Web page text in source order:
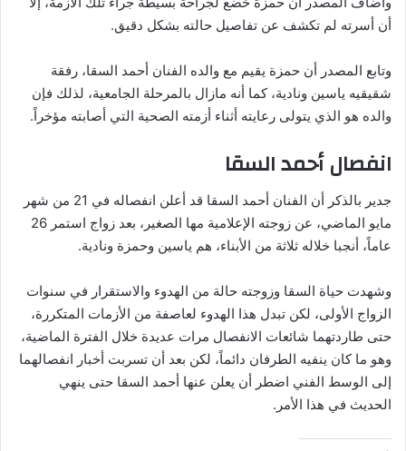
أن أسرته لم تكشف عن تفاصيل حالته بشكل دقيق.
وتابع المصدر أن حمزة يقيم مع والده الفنان أحمد السقا، رفقة
شقيقيه ياسين ونادية، كما أنه مازال بالمرحلة الجامعية، لذلك فإن
والده هو الذي يتولى رعايته أثناء أزمته الصحية التي أصابته مؤخراً.
انفصال أحمد السقا
جدير بالذكر أن الفنان أحمد السقا قد أعلن انفصاله في 21 من شهر
مايو الماضي، عن زوجته الإعلامية مها الصغير، بعد زواج استمر 26
عاماً، أنجبا خلاله ثلاثة من الأبناء، هم ياسين وحمزة ونادية.
وشهدت حياة السقا وزوجته حالة من الهدوء والاستقرار في سنوات
الزواج الأولى، لكن تبدل هذا الهدوء لعاصفة من الأزمات المتكررة،
حتى طاردتهما شائعات الانفصال مرات عديدة خلال الفترة الماضية،
وهو ما كان ينفيه الطرفان دائماً، لكن بعد أن تسربت أخبار انفصالهما
إلى الوسط الفني اضطر أن يعلن عنها أحمد السقا حتى ينهي
الحديث في هذا الأمر.